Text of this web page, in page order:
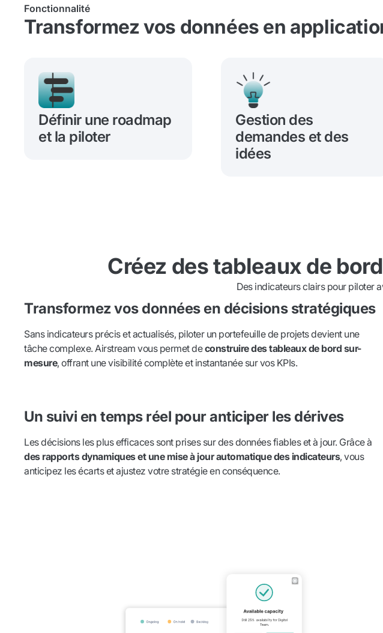
Fonctionnalité
Transformez vos données en
Définir une roadmap
et la piloter
Gestion des
demandes et des
idées
Créez des tableaux de
Des indicateurs clairs pour piloter
Transformez vos données en décisions stratégiques
Sans indicateurs précis et actualisés, piloter un portefeuille de projets devient une
tâche complexe. Airstream vous permet deconstruire des tableaux de bord sur-
mesure, offrant une visibilité complète et instantanée sur vos KPIs.
Un suivi en temps réel pour anticiper les dérives
Les décisions les plus efficaces sont prises sur des données fiables et à jour. Grâce à
des rapports dynamiques et une mise à jour automatique des indicateurs, vous
anticipez les écarts et ajustez votre stratégie en conséquence.